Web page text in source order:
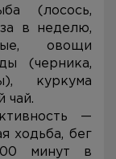
(лосось,
в неделю,
овощи
(черника,
куркума
чай.
—
ходьба, бег
минут в